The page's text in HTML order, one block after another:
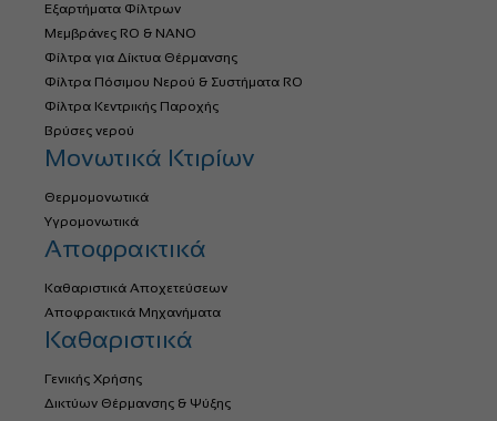
Εξαρτήματα Φίλτρων
Μεμβράνες RO & NANO
Φίλτρα για Δίκτυα Θέρμανσης
Φίλτρα Πόσιμου Νερού & Συστήματα RO
Φίλτρα Κεντρικής Παροχής
Βρύσες νερού
Μονωτικά Κτιρίων
Θερμομονωτικά
Υγρομονωτικά
Αποφρακτικά
Καθαριστικά Αποχετεύσεων
Αποφρακτικά Μηχανήματα
Καθαριστικά
Γενικής Χρήσης
Δικτύων Θέρμανσης & Ψύξης